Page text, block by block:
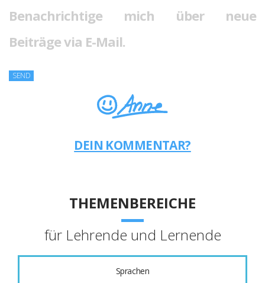
Benachrichtige mich über neue
Beiträge via E-Mail.
DEIN KOMMENTAR?
THEMENBEREICHE
für Lehrende und Lernende
Sprachen